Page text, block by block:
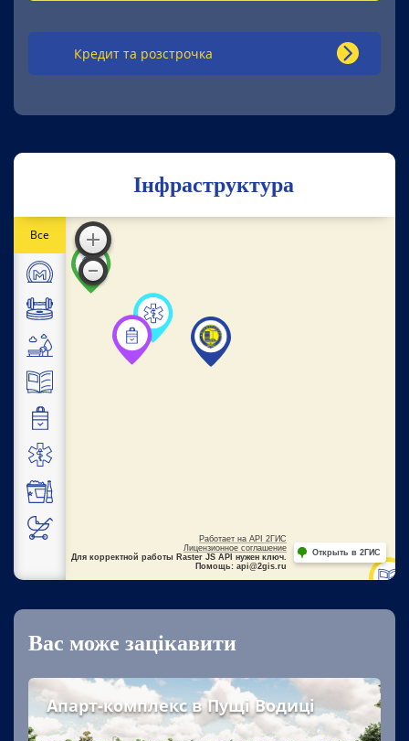
Кредит та розстрочка
Інфраструктура
Все
Работает на API 2ГИС
Лицензионное соглашение
Для корректной работы Raster JS API нужен ключ.
Помощь: api@2gis.ru
Открыть в 2ГИС
Вас може зацікавити
Апарт-комплекс в Пущі Водиці